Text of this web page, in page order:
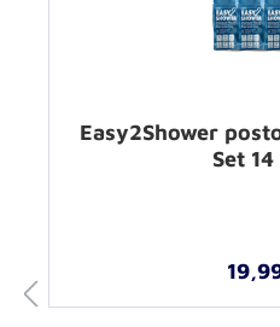
Easy2Shower
Set 14